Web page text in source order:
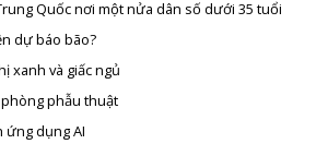
TỌA
NHỊP SỐNG
Quốc nơi một nửa dân số dưới 35 tuổi
dự báo bão?
xanh và giấc ngủ
phẫu thuật
ứng dụng AI